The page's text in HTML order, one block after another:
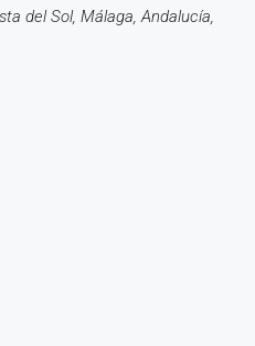
del Sol, Málaga, Andalucía,